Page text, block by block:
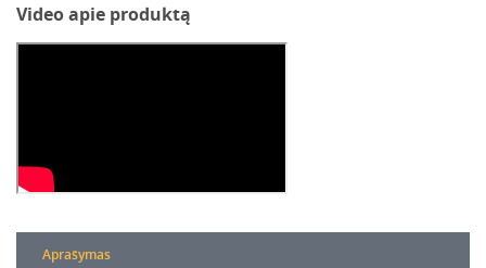
Video apie produktą
Aprašymas